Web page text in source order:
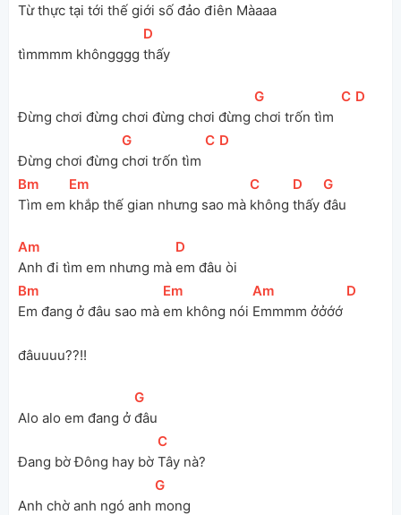
Từ thực tại tới thế giới số đảo điên Màaaa
tìmmmm khôngggg
[D
thấy
Đừng chơi đừng chơi đừng chơi đừng
[
G
chơi trốn tìm
[
C ][D
Đừng chơi đừng
[
G
chơi trốn tìm
[
C ][D
[Bm
Tìm em
[Em
khắp thế gian nhưng sao mà
[
C
không
[D
thấy
[
G
đâu
[
Am
Anh đi tìm em nhưng mà
[D
em đâu òi
[Bm
Em đang ở đâu sao mà
[Em
em không nói
[
Am
Emmmm ởởớớ
[D
đâuuuu??!!
Alo alo em đang ở
[
G
đâu
Đang bờ Đông hay bờ
[
C
Tây nà?
Anh chờ anh ngó anh
[
G
mong